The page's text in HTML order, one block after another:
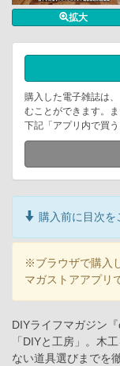
拡大
購入した電子雑誌は
むことができます。
下記「アプリ内で買
購入前に目次を
※ブラウザで購入
マガストアアプリ
DIYライフマガジン
「DIYと工房」。木
ない道具選びまでを